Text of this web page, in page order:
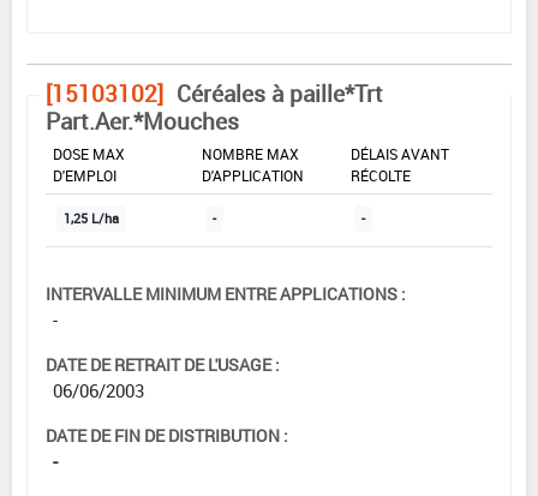
[15103102] Céréales à paille*Trt
Part.Aer.*Mouches
DOSE MAX
D'EMPLOI
NOMBRE MAX
D'APPLICATION
DÉLAIS AVANT
RÉCOLTE
1,25 L/ha - -
INTERVALLE MINIMUM ENTRE APPLICATIONS :
-
DATE DE RETRAIT DE L'USAGE :
06/06/2003
DATE DE FIN DE DISTRIBUTION :
-